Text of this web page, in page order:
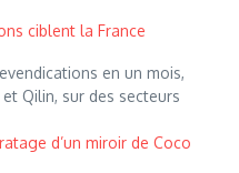
ciblent la France
en un mois,
Qilin, sur des secteurs
d’un miroir de Coco